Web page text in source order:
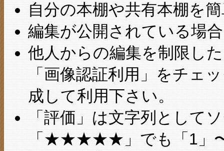
自分の本棚や共有本棚を
編集が公開されている場
他人からの編集を制限し
「画像認証利用」をチェ
成して利用下さい。
「評価」は文字列として
「★★★★★」でも「1」〜